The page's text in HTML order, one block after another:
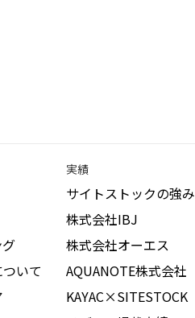
いて
実績
サイトストックの強み
株式会社IBJ
株式会社オーエス
AQUANOTE株式会社
KAYAC×SITESTOCK